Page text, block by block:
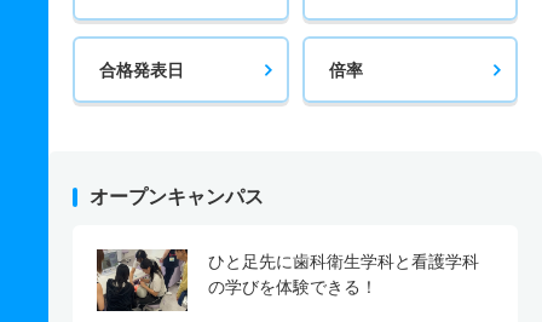
合格発表日 倍率
オープンキャンパス
ひと足先に歯科衛生学科と看護学科
の学びを体験できる！